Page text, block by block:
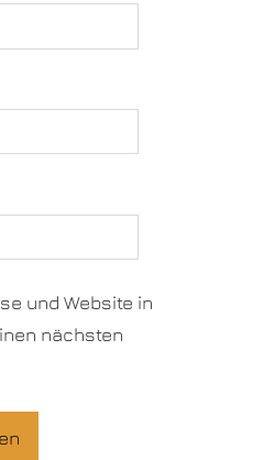
und Website in
nächsten